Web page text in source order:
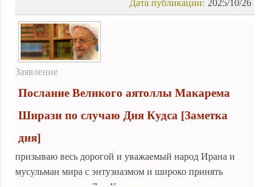
откровения, впитывая пример своей матери Фатимы (да
будет мир с ней) и постигая мудрость своего отца Али
(да будет мир с ним). Эта статья посвящена некоторым из
бесчисленных добродетелей и чудес, которыми отмечена
жизнь этой благородной женщины.
2025/10/26
Дата публикации:
Заявление
Послание Великого аятоллы Макарема
Ширази по случаю Дня Кудса [Заметка
дня]
призываю весь дорогой и уважаемый народ Ирана и
мусульман мира с энтузиазмом и широко принять